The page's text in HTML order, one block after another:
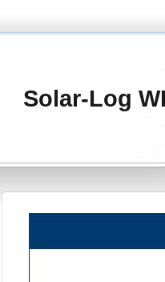
Solar-Log